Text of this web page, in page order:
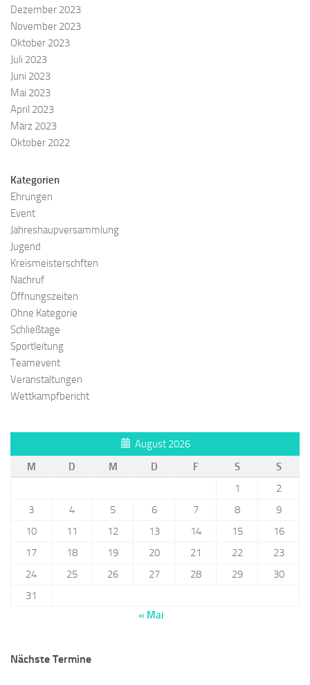
Dezember 2023
November 2023
Oktober 2023
Juli 2023
Juni 2023
Mai 2023
April 2023
März 2023
Oktober 2022
Kategorien
Ehrungen
Event
Jahreshaupversammlung
Jugend
Kreismeisterschften
Nachruf
Öffnungszeiten
Ohne Kategorie
Schließtage
Sportleitung
Teamevent
Veranstaltungen
Wettkampfbericht
August 2026
M
D M D F S
S
1
2
3
4 5 6 7 8
9
10
11 12 13 14 15
16
17
18 19 20 21 22
23
24
25 26 27 28 29
30
31
« Mai
Nächste Termine